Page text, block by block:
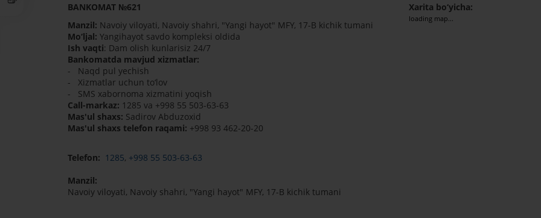
BANKOMAT №621
Manzil: Navoiy viloyati, Navoiy shahri, "Yangi hayot" MFY, 17-B kichik tumani
Mo‘ljal: Yangihayot savdo kompleksi oldida
Ish vaqti: Dam olish kunlarisiz 24/7
Bankomatda mavjud xizmatlar:
- Naqd pul yechish
- Xizmatlar uchun to‘lov
- SMS xabornoma xizmatini yoqish
Call-markaz: 1285 va +998 55 503-63-63
Mas'ul shaxs: Sadirov Abduzoxid
Mas'ul shaxs telefon raqami: +998 93 462-20-20
Telefon: 1285, +998 55 503-63-63
Manzil:
Navoiy viloyati, Navoiy shahri, "Yangi hayot" MFY, 17-B kichik tumani
Xarita bo‘yicha:
loading map...